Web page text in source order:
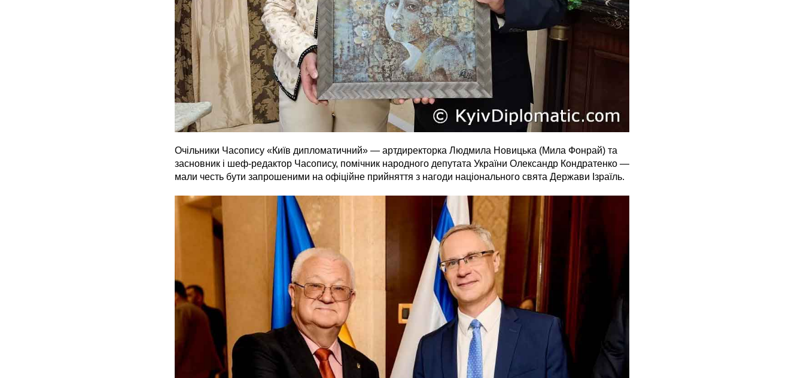
Очільники Часопису «Київ дипломатичний» — артдиректорка Людмила Новицька (Мила Фонрай) та
засновник і шеф-редактор Часопису, помічник народного депутата України Олександр Кондратенко —
мали честь бути запрошеними на офіційне прийняття з нагоди національного свята Держави Ізраїль.